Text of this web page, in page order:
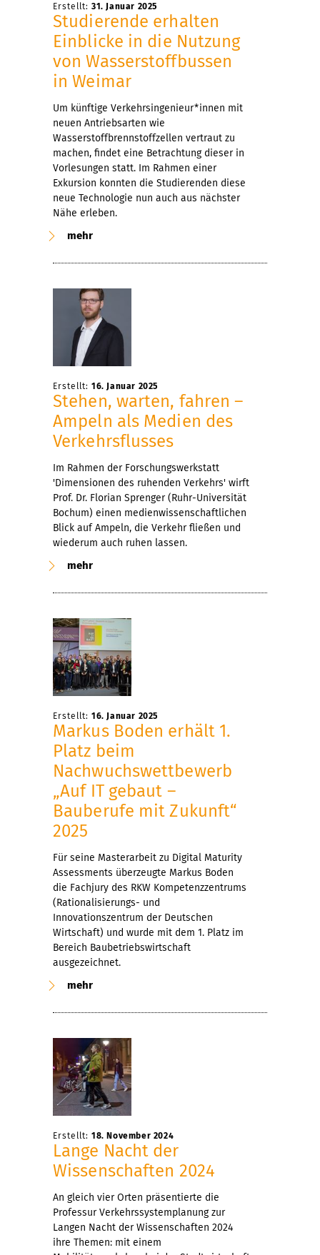
Erstellt: 31. Januar 2025
Studierende erhalten
Einblicke in die Nutzung
von Wasserstoffbussen
in Weimar
Um künftige Verkehrsingenieur*innen mit
neuen Antriebsarten wie
Wasserstoffbrennstoffzellen vertraut zu
machen, findet eine Betrachtung dieser in
Vorlesungen statt. Im Rahmen einer
Exkursion konnten die Studierenden diese
neue Technologie nun auch aus nächster
Nähe erleben.
mehr
Erstellt: 16. Januar 2025
Stehen, warten, fahren –
Ampeln als Medien des
Verkehrsflusses
Im Rahmen der Forschungswerkstatt
'Dimensionen des ruhenden Verkehrs' wirft
Prof. Dr. Florian Sprenger (Ruhr-Universität
Bochum) einen medienwissenschaftlichen
Blick auf Ampeln, die Verkehr fließen und
wiederum auch ruhen lassen.
mehr
Erstellt: 16. Januar 2025
Markus Boden erhält 1.
Platz beim
Nachwuchswettbewerb
„Auf IT gebaut –
Bauberufe mit Zukunft“
2025
Für seine Masterarbeit zu Digital Maturity
Assessments überzeugte Markus Boden
die Fachjury des RKW Kompetenzzentrums
(Rationalisierungs- und
Innovationszentrum der Deutschen
Wirtschaft) und wurde mit dem 1. Platz im
Bereich Baubetriebswirtschaft
ausgezeichnet.
mehr
Erstellt: 18. November 2024
Lange Nacht der
Wissenschaften 2024
An gleich vier Orten präsentierte die
Professur Verkehrssystemplanung zur
Langen Nacht der Wissenschaften 2024
ihre Themen: mit einem